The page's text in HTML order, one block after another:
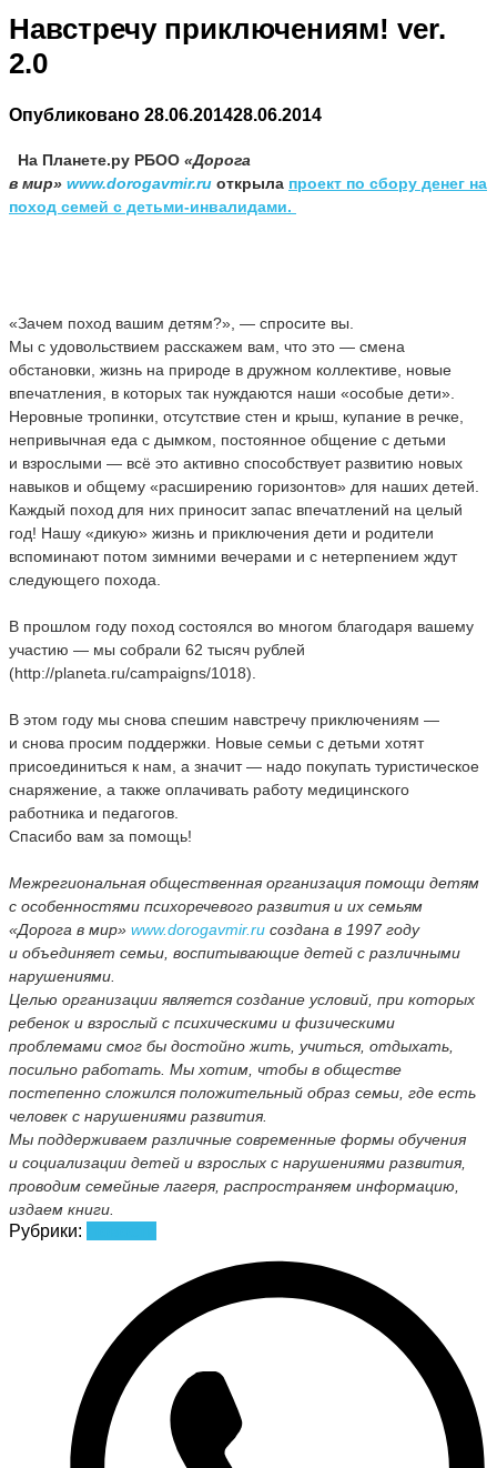
Навстречу приключениям! ver.
2.0
Опубликовано 28.06.201428.06.2014
На Планете.ру РБОО «Дорога
в мир» www.dorogavmir.ru открыла проект по сбору денег на
поход семей с детьми-инвалидами.
«Зачем поход вашим детям?», — спросите вы.
Мы с удовольствием расскажем вам, что это — смена
обстановки, жизнь на природе в дружном коллективе, новые
впечатления, в которых так нуждаются наши «особые дети».
Неровные тропинки, отсутствие стен и крыш, купание в речке,
непривычная еда с дымком, постоянное общение с детьми
и взрослыми — всё это активно способствует развитию новых
навыков и общему «расширению горизонтов» для наших детей.
Каждый поход для них приносит запас впечатлений на целый
год! Нашу «дикую» жизнь и приключения дети и родители
вспоминают потом зимними вечерами и с нетерпением ждут
следующего похода.
В прошлом году поход состоялся во многом благодаря вашему
участию — мы собрали 62 тысяч рублей
(http://planeta.ru/campaigns/1018).
В этом году мы снова спешим навстречу приключениям —
и снова просим поддержки. Новые семьи с детьми хотят
присоединиться к нам, а значит — надо покупать туристическое
снаряжение, а также оплачивать работу медицинского
работника и педагогов.
Спасибо вам за помощь!
Межрегиональная общественная организация помощи детям
с особенностями психоречевого развития и их семьям
«Дорога в мир» www.dorogavmir.ru создана в 1997 году
и объединяет семьи, воспитывающие детей с различными
нарушениями.
Целью организации является создание условий, при которых
ребенок и взрослый с психическими и физическими
проблемами смог бы достойно жить, учиться, отдыхать,
посильно работать. Мы хотим, чтобы в обществе
постепенно сложился положительный образ семьи, где есть
человек с нарушениями развития.
Мы поддерживаем различные современные формы обучения
и социализации детей и взрослых с нарушениями развития,
проводим семейные лагеря, распространяем информацию,
издаем книги.
Рубрики: